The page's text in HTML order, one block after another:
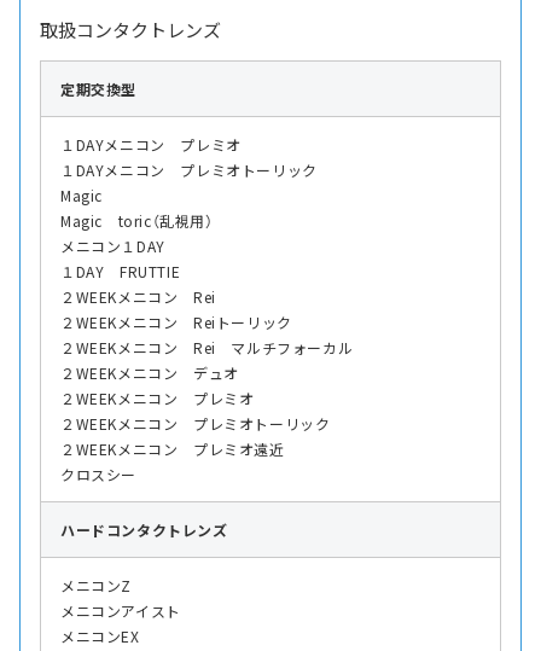
取扱コンタクトレンズ
定期交換型
１DAYメニコン プレミオ
１DAYメニコン プレミオトーリック
Magic
Magic toric（乱視用）
メニコン１DAY
１DAY FRUTTIE
２WEEKメニコン Rei
２WEEKメニコン Reiトーリック
２WEEKメニコン Rei マルチフォーカル
２WEEKメニコン デュオ
２WEEKメニコン プレミオ
２WEEKメニコン プレミオトーリック
２WEEKメニコン プレミオ遠近
クロスシー
ハード コンタクトレンズ
メニコンZ
メニコンアイスト
メニコンEX